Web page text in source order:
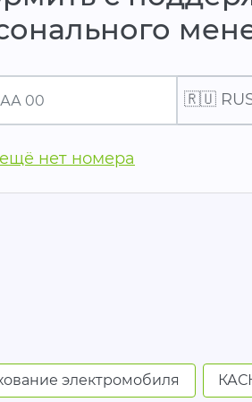
🇷🇺
нет номера
электромобиля